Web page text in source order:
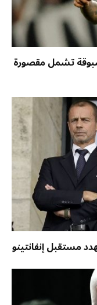
تشمل مقصورة
مستقبل إنفانتينو